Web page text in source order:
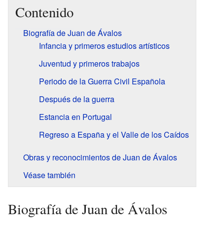
Contenido
Biografía de Juan de Ávalos
Infancia y primeros estudios artísticos
Juventud y primeros trabajos
Periodo de la Guerra Civil Española
Después de la guerra
Estancia en Portugal
Regreso a España y el Valle de los Caídos
Obras y reconocimientos de Juan de Ávalos
Véase también
Biografía de Juan de Ávalos